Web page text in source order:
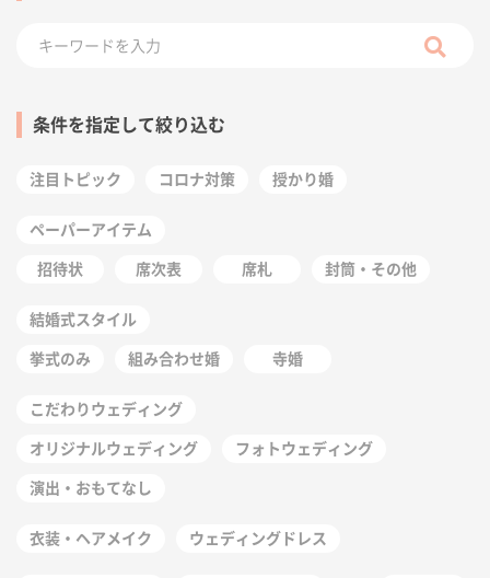
条件を指定して絞り込む
注目トピック コロナ対策 授かり婚
ペーパーアイテム
招待状 席次表 席札 封筒・その他
結婚式スタイル
挙式のみ 組み合わせ婚 寺婚
こだわりウェディング
オリジナルウェディング フォトウェディング
演出・おもてなし
衣装・ヘアメイク ウェディングドレス